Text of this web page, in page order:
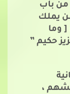
من باب
يملك
[ وما
حكيم ”
،